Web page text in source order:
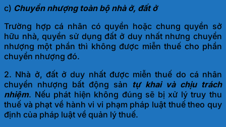
c) Chuyển nhượng toàn bộ nhà ở, đất ở
Trường hợp cá nhân có quyền hoặc chung quyền sở
hữu nhà, quyền sử dụng đất ở duy nhất nhưng chuyển
nhượng một phần thì không được miễn thuế cho phần
chuyển nhượng đó.
2. Nhà ở, đất ở duy nhất được miễn thuế do cá nhân
chuyển nhượng bất động sản tự khai và chịu trách
nhiệm. Nếu phát hiện không đúng sẽ bị xử lý truy thu
thuế và phạt về hành vi vi phạm pháp luật thuế theo quy
định của pháp luật về quản lý thuế.